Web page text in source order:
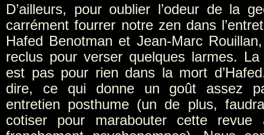
D’ailleurs, pour oublier l’odeur de la
carrément fourrer notre zen dans
Hafed Benotman et Jean-Marc
reclus pour verser quelques larmes. La
est pas pour rien dans la mort
dire, ce qui donne un goût assez
entretien posthume (un de plus,
cotiser pour marabouter cette revue